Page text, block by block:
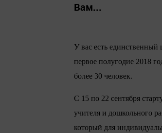
Вам...
У вас есть
первое полугодие 2018
более 30 человек.
С 15 по 22 сентября
учителя и дошкольного
который для